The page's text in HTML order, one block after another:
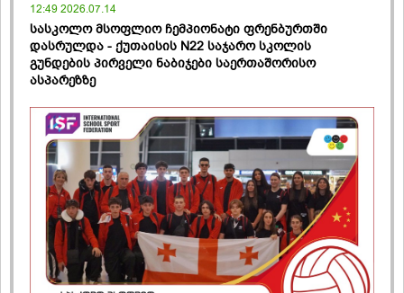
12:49 2026.07.14
სასკოლო მსოფლიო ჩემპიონატი ფრენბურთში
დასრულდა - ქუთაისის N22 საჯარო სკოლის
გუნდების პირველი ნაბიჯები საერთაშორისო
ასპარეზზე